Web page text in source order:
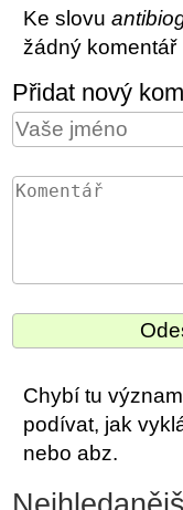
Ke slovu
žádný komentář
Přidat nový
Chybí tu
podívat, jak
nebo abz.